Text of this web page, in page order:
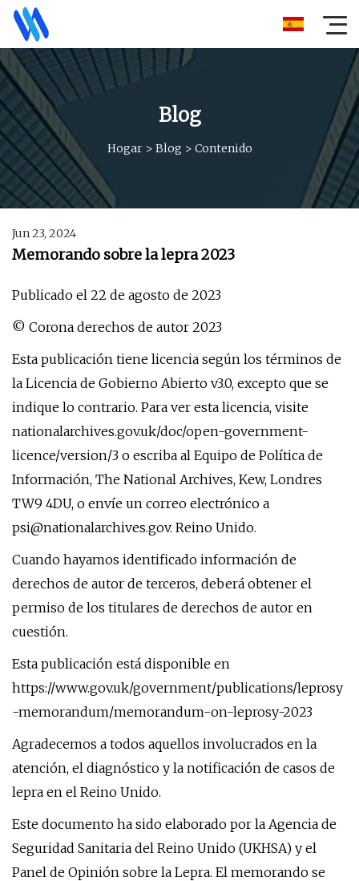
Blog
Hogar> Blog > Contenido
Jun 23, 2024
Memorando sobre la lepra 2023
Publicado el 22 de agosto de 2023
© Corona derechos de autor 2023
Esta publicación tiene licencia según los términos de
la Licencia de Gobierno Abierto v3.0, excepto que se
indique lo contrario. Para ver esta licencia, visite
nationalarchives.gov.uk/doc/open-government-
licence/version/3 o escriba al Equipo de Política de
Información, The National Archives, Kew, Londres
TW9 4DU, o envíe un correo electrónico a
psi@nationalarchives.gov. Reino Unido.
Cuando hayamos identificado información de
derechos de autor de terceros, deberá obtener el
permiso de los titulares de derechos de autor en
cuestión.
Esta publicación está disponible en
https://www.gov.uk/government/publications/leprosy
-memorandum/memorandum-on-leprosy-2023
Agradecemos a todos aquellos involucrados en la
atención, el diagnóstico y la notificación de casos de
lepra en el Reino Unido.
Este documento ha sido elaborado por la Agencia de
Seguridad Sanitaria del Reino Unido (UKHSA) y el
Panel de Opinión sobre la Lepra. El memorando se